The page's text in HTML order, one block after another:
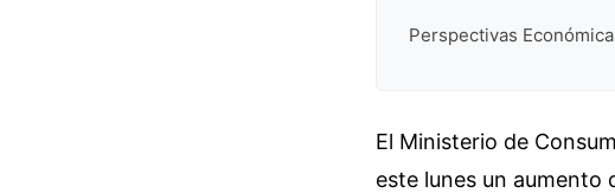
Perspectivas
El Ministerio de
este lunes un aumento